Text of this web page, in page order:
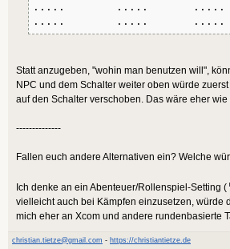
..... ..... .....
..... ..... .....
Statt anzugeben, "wohin man benutzen will",
NPC und dem Schalter weiter oben würde
auf den Schalter verschoben. Das wäre eher
--------------
Fallen euch andere Alternativen ein? Welche
Ich denke an ein Abenteuer/Rollenspiel-Setting (
vielleicht auch bei Kämpfen einzusetzen,
mich eher an Xcom und andere rundenbasierte
christian.tietze@gmail.com - https://christiantietze.de